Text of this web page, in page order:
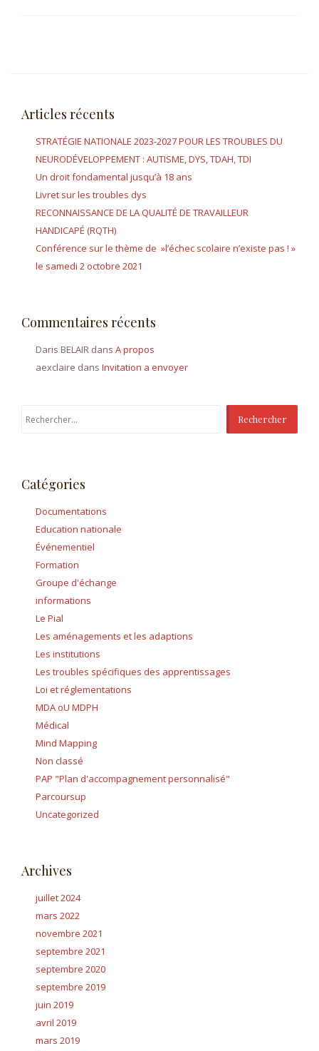
Articles récents
STRATÉGIE NATIONALE 2023-2027 POUR LES TROUBLES DU
NEURODÉVELOPPEMENT : AUTISME, DYS, TDAH, TDI
Un droit fondamental jusqu’à 18 ans
Livret sur les troubles dys
RECONNAISSANCE DE LA QUALITÉ DE TRAVAILLEUR
HANDICAPÉ (RQTH)
Conférence sur le thème de »l’échec scolaire n’existe pas ! »
le samedi 2 octobre 2021
Commentaires récents
Daris BELAIR dans A propos
aexclaire dans Invitation a envoyer
Rechercher :
Catégories
Documentations
Education nationale
Événementiel
Formation
Groupe d'échange
informations
Le Pial
Les aménagements et les adaptions
Les institutions
Les troubles spécifiques des apprentissages
Loi et réglementations
MDA oU MDPH
Médical
Mind Mapping
Non classé
PAP "Plan d'accompagnement personnalisé"
Parcoursup
Uncategorized
Archives
juillet 2024
mars 2022
novembre 2021
septembre 2021
septembre 2020
septembre 2019
juin 2019
avril 2019
mars 2019